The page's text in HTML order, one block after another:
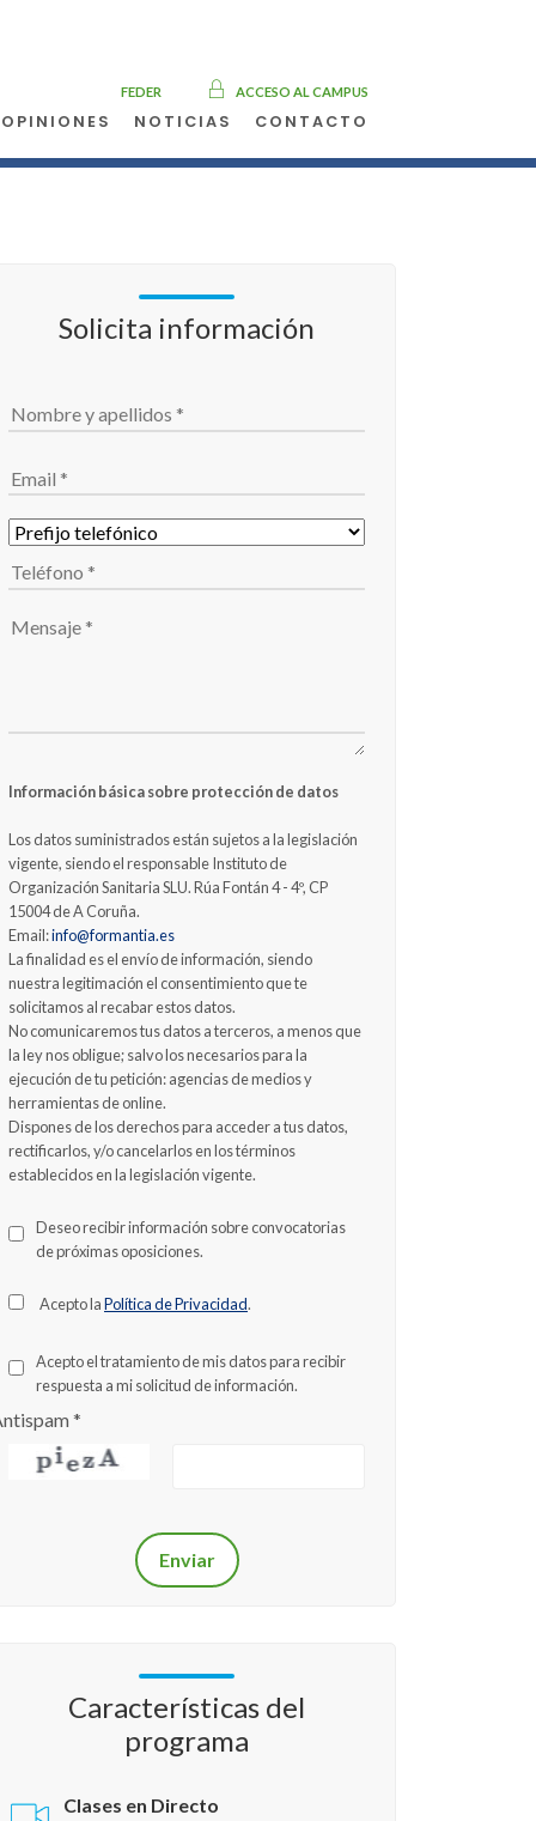
Solicita información
Información básica sobre protección de datos
Los datos suministrados están sujetos a la legislación
vigente, siendo el responsable Instituto de
Organización Sanitaria SLU. Rúa Fontán 4 - 4º, CP
15004 de A Coruña.
Email:info@formantia.es
La finalidad es el envío de información, siendo
nuestra legitimación el consentimiento que te
solicitamos al recabar estos datos.
No comunicaremos tus datos a terceros, a menos que
la ley nos obligue; salvo los necesarios para la
ejecución de tu petición: agencias de medios y
herramientas de online.
Dispones de los derechos para acceder a tus datos,
rectificarlos, y/o cancelarlos en los términos
establecidos en la legislación vigente.
Deseo recibir información sobre convocatorias
de próximas oposiciones.
Acepto laPolítica de Privacidad.
Acepto el tratamiento de mis datos para recibir
respuesta a mi solicitud de información.
*
Características del
programa
Clases en Directo
FEDER ACCESO AL CAMPUS
OPINIONES NOTICIAS CONTACTO